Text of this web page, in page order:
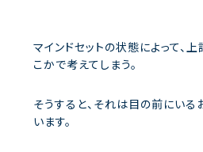
マインドセットの状態によって、
こかで考えてしまう。
そうすると、それは目の前にいる
います。